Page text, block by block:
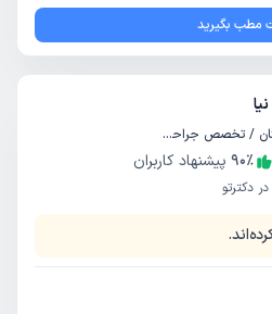
مطب بگیرید
فلوشیپ جراحی پستان / تخصص جراحی عمومی
90٪
پیشنهاد کاربران
دکترتو